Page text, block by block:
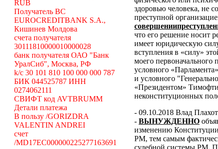
RUB
Получатель BC
EUROCREDITBANK S.A.,
Кишинев Молдова
счета получателя
30111810000010000028
банк получателя ОАО "Банк
УралСиб", Москва, РФ
k/c 30 101 810 100 000 000 787
БИК 044525787 ИНН
0274062111
СВИФТ код AVTBRUMM
Детали платежа
В пользу /GORIZDRA
VALENTIN ANDREI
счет
/MD17EC000000225277163691
здоровью человека, не
преступной
что его решение носит
имеет юридическую
вступления в «силу»
моего первоначального
условного
и условного
«Президентом»
неконституционных
- 09.10.2018 Влад
- ВЫНУЖДЕННО
изменению
РМ, тем самым
судебной системы РМ.